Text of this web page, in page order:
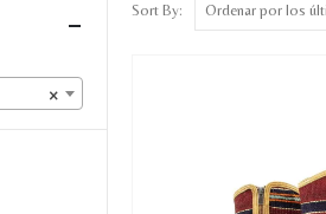
Sort By:
×